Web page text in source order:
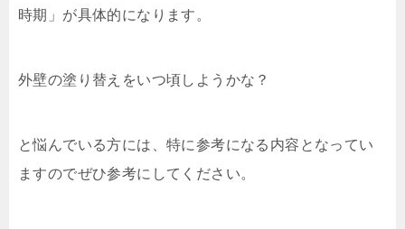
時期」が具体的になります。
外壁の塗り替えをいつ頃しようかな？
と悩んでいる方には、特に参考になる内容となってい
ますのでぜひ参考にしてください。